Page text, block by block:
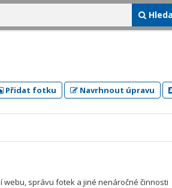
Přidat fotku Navrhnout úpravu
webu, správu fotek a jiné nenáročné činnosti